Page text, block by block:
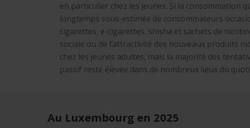
en particulier chez les jeunes. Si la consommation
longtemps sous-estimée de consommateurs
cigarettes, e-cigarettes, shisha et sachets de
sociale ou de l’attractivité des nouveaux produits
chez les jeunes adultes, mais la majorité des
passif reste élevée dans de nombreux lieux du
Au Luxembourg en 2025